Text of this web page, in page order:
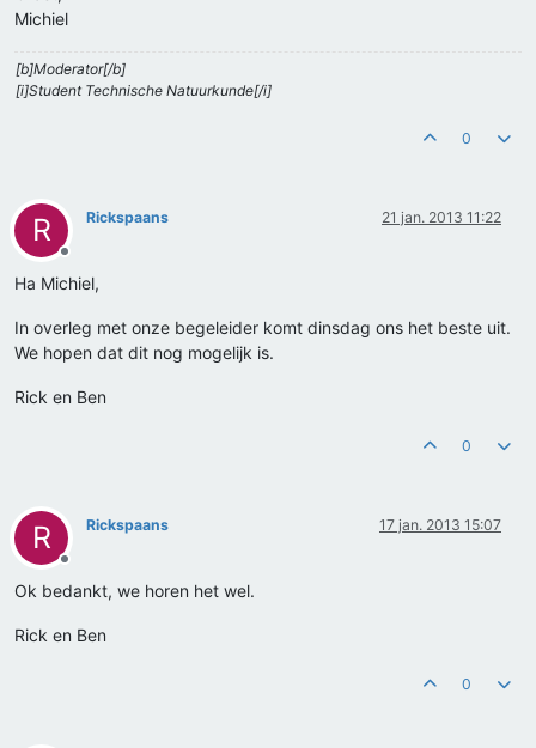
Michiel
[b]Moderator[/b]
[i]Student Technische Natuurkunde[/i]
0
R
Offline
Rickspaans 21 jan. 2013 11:22
Ha Michiel,
In overleg met onze begeleider komt dinsdag ons het beste uit.
We hopen dat dit nog mogelijk is.
Rick en Ben
0
R
Offline
Rickspaans 17 jan. 2013 15:07
Ok bedankt, we horen het wel.
Rick en Ben
0